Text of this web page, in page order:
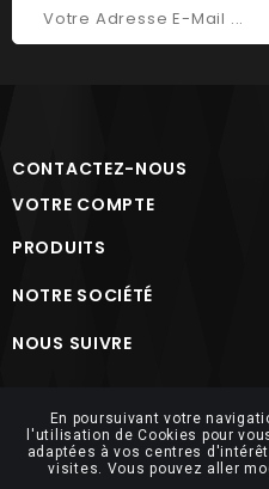
CONTACTEZ-NOUS
VOTRE COMPTE
PRODUITS
NOTRE SOCIÉTÉ
NOUS SUIVRE
En poursuivant votre
l'utilisation de Cookies pour
adaptées à vos centres
visites. Vous pouvez aller